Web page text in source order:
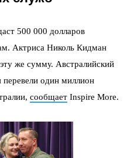
500 000 долларов
Актриса Николь Кидман
же сумму. Австралийский
один миллион
сообщает Inspire More.